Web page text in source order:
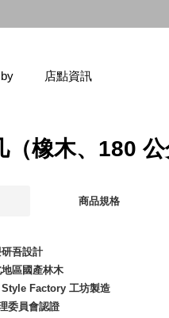
店點資訊
橡木、180 公
商品規格
吾設計
區國產林木
Factory 工坊製造
委員會認證